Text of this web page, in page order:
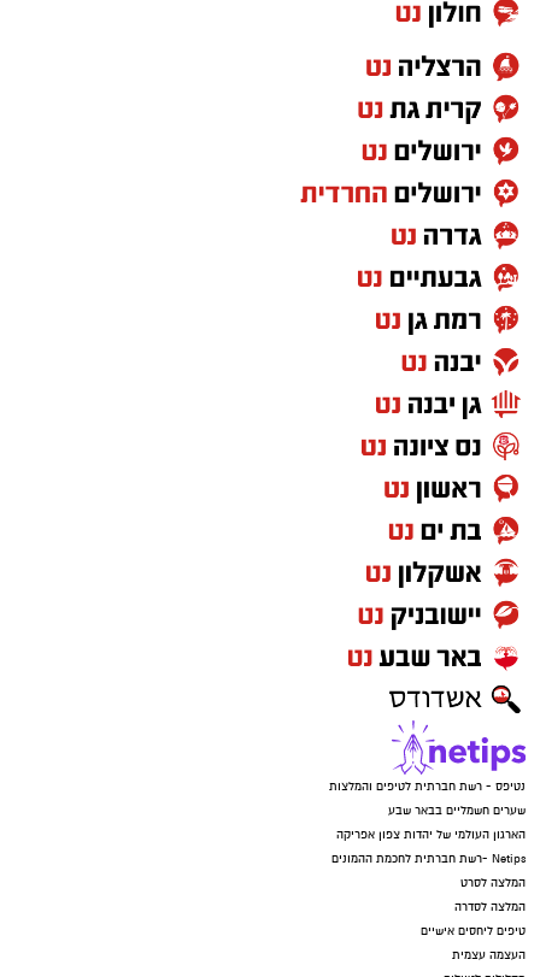
נטיפס - רשת חברתית לטיפים והמלצות
שערים חשמליים בבאר שבע
הארגון העולמי של יהדות צפון אפריקה
Netips -רשת חברתית לחכמת ההמונים
המלצה לסרט
המלצה לסדרה
טיפים ליחסים אישיים
העצמה עצמית